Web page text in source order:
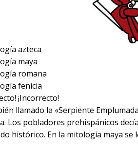
azteca
maya
romana
fenicia
¡Incorrecto!
llamado la «Serpiente
Los pobladores prehispánicos
histórico. En la mitología maya se